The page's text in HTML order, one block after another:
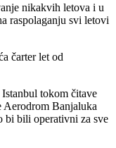
nikakvih letova i u
raspolaganju svi letovi
čarter let od
tokom čitave
Aerodrom Banjaluka
bi bili operativni za sve